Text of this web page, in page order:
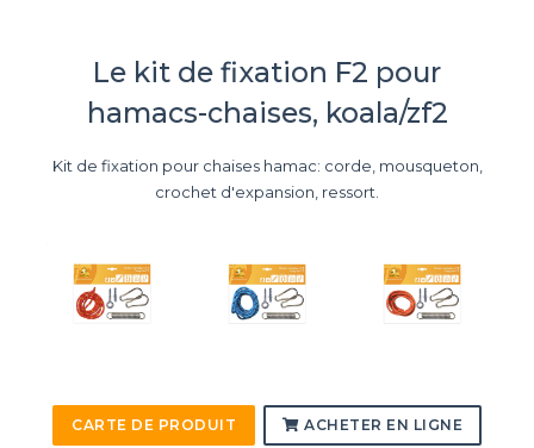
Le kit de fixation F2 pour
hamacs-chaises, koala/zf2
Kit de fixation pour chaises hamac: corde, mousqueton,
crochet d'expansion, ressort.
CARTE DE PRODUIT ACHETER EN LIGNE